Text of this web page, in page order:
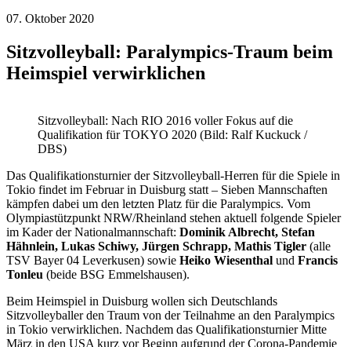
07. Oktober 2020
Sitzvolleyball: Paralympics-Traum beim
Heimspiel verwirklichen
Sitzvolleyball: Nach RIO 2016 voller Fokus auf die
Qualifikation für TOKYO 2020 (Bild: Ralf Kuckuck /
DBS)
Das Qualifikationsturnier der Sitzvolleyball-Herren für die Spiele in
Tokio findet im Februar in Duisburg statt – Sieben Mannschaften
kämpfen dabei um den letzten Platz für die Paralympics. Vom
Olympiastützpunkt NRW/Rheinland stehen aktuell folgende Spieler
im Kader der Nationalmannschaft: Dominik Albrecht, Stefan
Hähnlein, Lukas Schiwy, Jürgen Schrapp, Mathis Tigler (alle
TSV Bayer 04 Leverkusen) sowie Heiko Wiesenthal und Francis
Tonleu (beide BSG Emmelshausen).
Beim Heimspiel in Duisburg wollen sich Deutschlands
Sitzvolleyballer den Traum von der Teilnahme an den Paralympics
in Tokio verwirklichen. Nachdem das Qualifikationsturnier Mitte
März in den USA kurz vor Beginn aufgrund der Corona-Pandemie